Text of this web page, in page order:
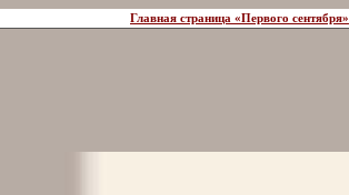
Главная страница «Первого сентября»